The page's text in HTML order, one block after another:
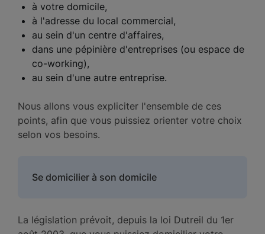
à votre domicile,
à l'adresse du local commercial,
au sein d'un centre d'affaires,
dans une pépinière d'entreprises (ou espace de
co-working),
au sein d'une autre entreprise.
Nous allons vous expliciter l'ensemble de ces
points, afin que vous puissiez orienter votre choix
selon vos besoins.
Se domicilier à son domicile
La législation prévoit, depuis la loi Dutreil du 1er